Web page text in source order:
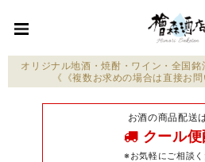
オリジナル地酒・焼酎・ワイン・全国
《《複数お求めの場合は直接お
お酒の商品配送
クール便
※お気軽にご相談